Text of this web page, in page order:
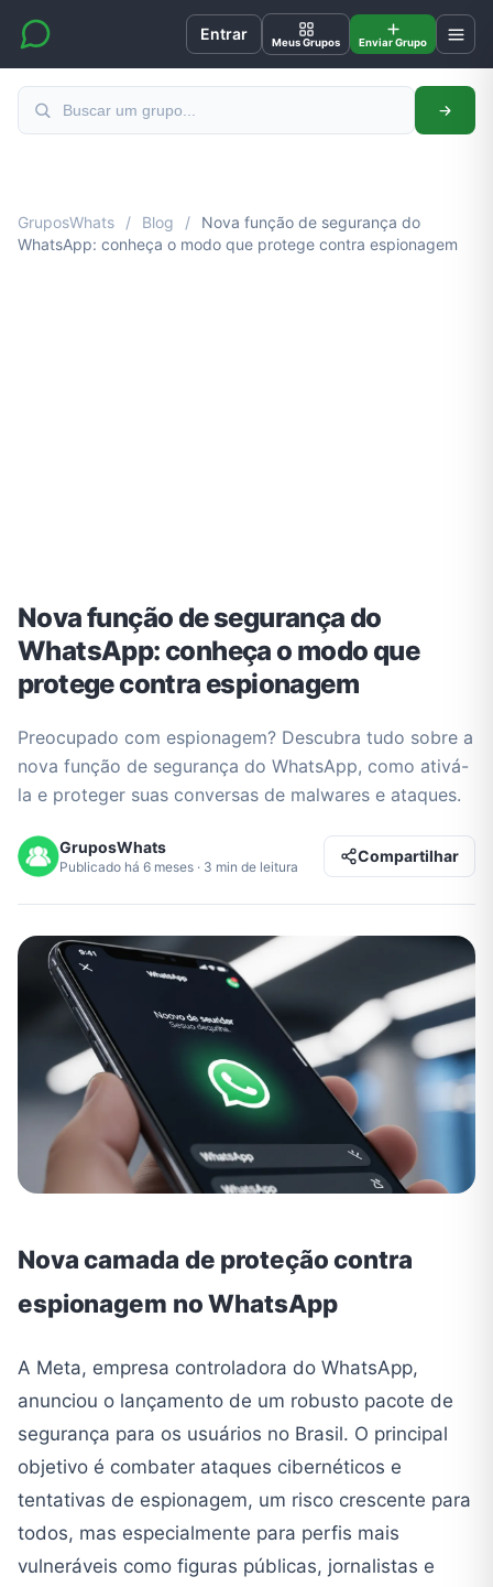
Entrar Meus Grupos Enviar Grupo
GruposWhats / Blog /
Nova função de segurança do
WhatsApp: conheça o modo que protege contra espionagem
Nova função de segurança do
WhatsApp: conheça o modo que
protege contra espionagem
Preocupado com espionagem? Descubra tudo sobre a
nova função de segurança do WhatsApp, como ativá-
la e proteger suas conversas de malwares e ataques.
GruposWhats
Publicado há 6 meses · 3 min de leitura
Compartilhar
Nova camada de proteção contra
espionagem no WhatsApp
A Meta, empresa controladora do WhatsApp,
anunciou o lançamento de um robusto pacote de
segurança para os usuários no Brasil. O principal
objetivo é combater ataques cibernéticos e
tentativas de espionagem, um risco crescente para
todos, mas especialmente para perfis mais
vulneráveis como figuras públicas, jornalistas e